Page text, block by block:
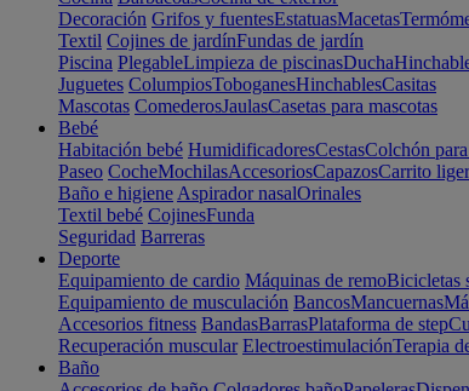
Decoración Grifos y fuentesEstatuasMacetas
Textil Cojines de jardínFundas de jardín
Piscina PlegableLimpieza de piscinasDucha
Juguetes ColumpiosToboganesHinchablesCasitas
Mascotas ComederosJaulasCasetas para mascotas
Bebé
Habitación bebé HumidificadoresCestasColchón
Paseo CocheMochilasAccesoriosCapazosCarrito
Baño e higiene Aspirador nasalOrinales
Textil bebé CojinesFunda
Seguridad Barreras
Deporte
Equipamiento de cardio Máquinas de remoBicicletas
Equipamiento de musculación BancosMancuernas
Accesorios fitness BandasBarrasPlataforma de step
Recuperación muscular ElectroestimulaciónTerapia
Baño